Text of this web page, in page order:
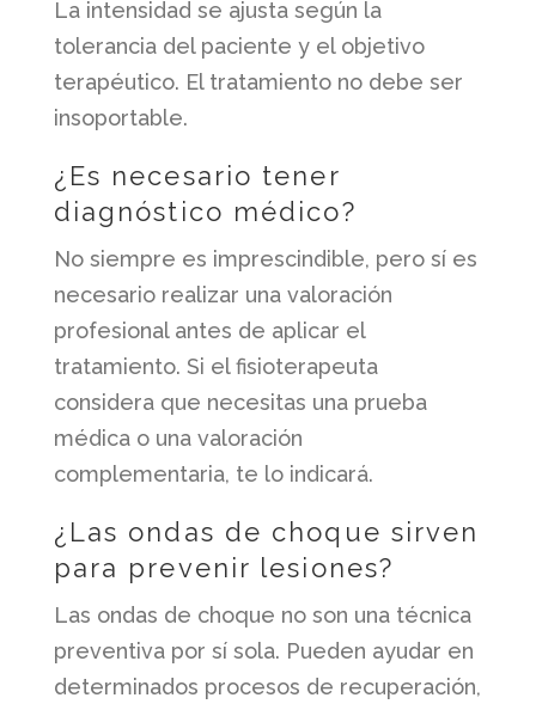
La intensidad se ajusta según la
tolerancia del paciente y el objetivo
terapéutico. El tratamiento no debe ser
insoportable.
¿Es necesario tener
diagnóstico médico?
No siempre es imprescindible, pero sí es
necesario realizar una valoración
profesional antes de aplicar el
tratamiento. Si el fisioterapeuta
considera que necesitas una prueba
médica o una valoración
complementaria, te lo indicará.
¿Las ondas de choque sirven
para prevenir lesiones?
Las ondas de choque no son una técnica
preventiva por sí sola. Pueden ayudar en
determinados procesos de recuperación,